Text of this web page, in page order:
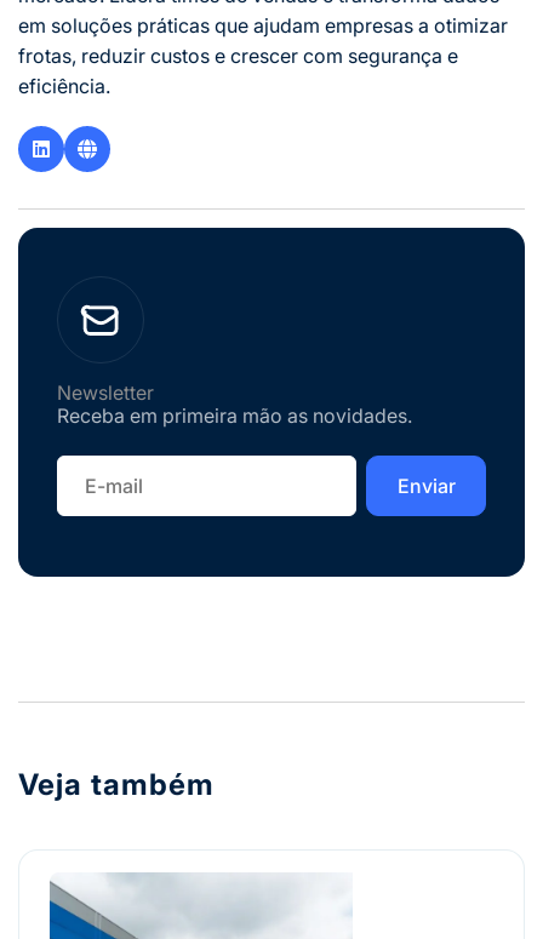
em soluções práticas que ajudam empresas a otimizar
frotas, reduzir custos e crescer com segurança e
eficiência.
Newsletter
Receba em primeira mão as novidades.
Veja também